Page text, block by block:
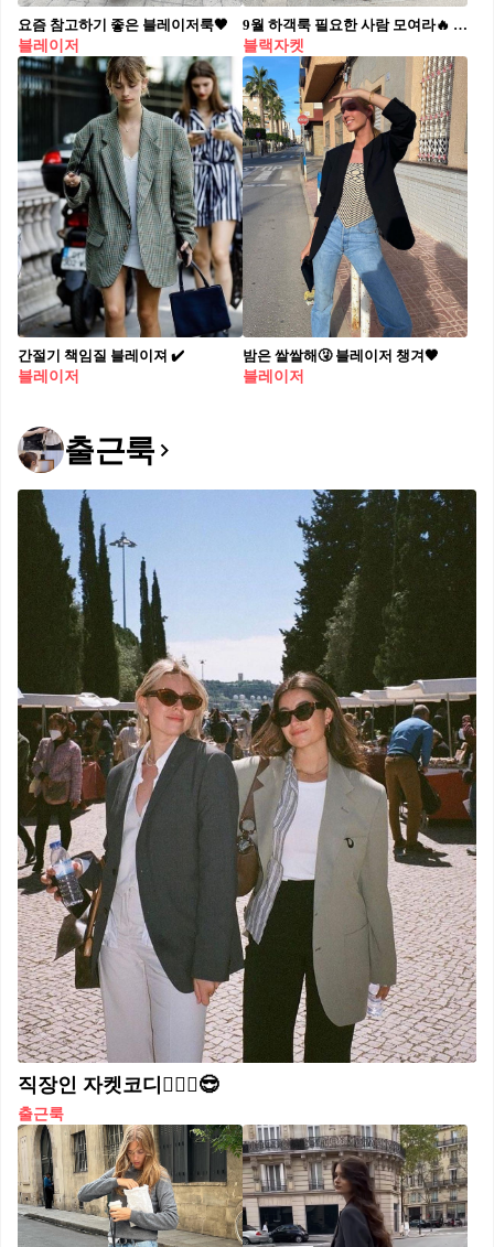
요즘 참고하기 좋은 블레이저룩🖤
블레이저
9월 하객룩 필요한 사람 모여라🔥 팬츠 기장에 따라 완성하는 3가지 무드 하객룩 공식 블랙 기본 자켓에 팬츠 길이만 다르게 매치해 보세요. 1. 숏팬츠 h&m 리넨 드로스트링 쇼츠, 3만 원대 숏팬츠는 자칫 가벼워 보일 수 있지만, 블라우스나 슬리브리스 톱과 함께 매치하면 포멀한 매력을 드러냅니다. 여기에 발레리나 슈즈를 더하면 하객룩에도, 일상에도 자연스러운 무드가 완성됩니다. 2. 미디팬츠 자라 ZW 컬렉션 롱 버뮤다 팬츠, 7만 원대 무릎 기장의 버뮤다 팬츠는 롱부츠와의 조합은 힙한 느좋녀 스타일을 연출합니다. 단정함만 강조돼 지루할 수 있는 하객룩에 포인트를 주며, 활동성과 스타일을 동시에 살릴 수 있는 실용적인 선택입니다. 3. 와이드 슬랙스 안디아타 기타 트라우저, 49만 원대 와이드 슬랙스는 클래식하면서도 가장 안정적인 하객룩의 정석입니다. 넉넉한 실루엣이 자켓과 조화를 이루며 체형을 보완하고, 세련되게 연출합니다. 스카프로 마무리해 우아한 무드를 살려보세요.
블랙자켓
간절기 책임질 블레이져 ✔️
블레이저
밤은 쌀쌀해🤧 블레이저 챙겨🖤
블레이저
출근룩
직장인 자켓코디🤵🏻‍♀️😎
출근룩